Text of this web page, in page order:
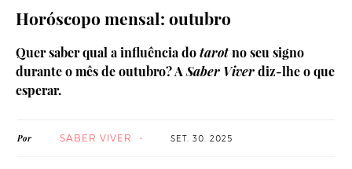
Horóscopo mensal: outubro
Quer saber qual a influência dotarotno seu signo
durante o mês de outubro? A Saber Viverdiz-lhe o que
esperar.
Por SABER VIVER SET. 30. 2025